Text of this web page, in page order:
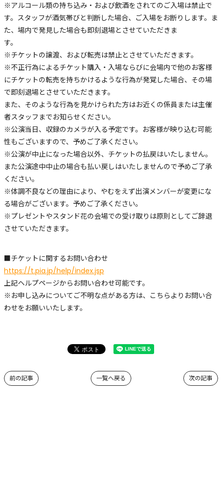
※アルコール類の持ち込み・および飲酒をされてのご入場は禁止で
す。スタッフが酒気帯びと判断した場合、ご入場をお断りします。ま
た、場内で発見した場合も即刻退場とさせていただきま
す。
※チケットの譲渡、および転売は禁止とさせていただきます。
※不正行為によるチケット購入・入場ならびに会場内で他のお客様
にチケットの転売を持ちかけるような行為が発覚した場合、その場
で即刻退場とさせていただきます。
また、そのような行為を見かけられた方はお近くの係員または主催
者スタッフまでお知らせください。
※公演当日、収録のカメラが入る予定です。お客様が映り込む可能
性もございますので、予めご了承ください。
※公演が中止になった場合以外、チケットの払戻はいたしません。
また公演途中中止の場合も払い戻しはいたしませんので予めご了承
ください。
※体調不良などの理由により、やむをえず出演メンバーが変更にな
る場合がございます。予めご了承ください。
※プレゼントやスタンド花の会場での受け取りは原則としてご辞退
させていただきます。
■チケットに関するお問い合わせ
https://t.pia.jp/help/index.jsp
上記ヘルプページからお問い合わせ可能です。
※お申し込みについてご不明な点がある方は、こちらよりお問い合
わせをお願いいたします。
次の記事
一覧へ戻る
前の記事